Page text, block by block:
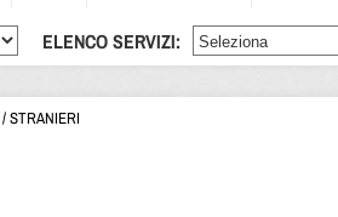
ELENCO SERVIZI:
/STRANIERI